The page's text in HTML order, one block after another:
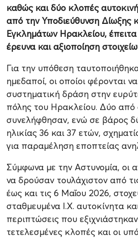
καθώς και δύο κλοπές
από την Υποδιεύθυνση Δίωξης
Εγκλημάτων Ηρακλείου,
έρευνα και αξιοποίηση
Για την υπόθεση
ημεδαποί, οι οποίοι φέρονται
συστηματική δράση στην
πόλης του Ηρακλείου. Δύο από
συνελήφθησαν, ενώ σε βάρος
ηλικίας 36 και 37 ετών,
για παραμέληση εποπτείας
Σύμφωνα με την Αστυνομία, οι
να δρούσαν τουλάχιστον από
έως και τις 6 Μαΐου 2026,
σταθμευμένα Ι.Χ. αυτοκίνητα
περιπτώσεις που
τετελεσμένες κλοπές και οι